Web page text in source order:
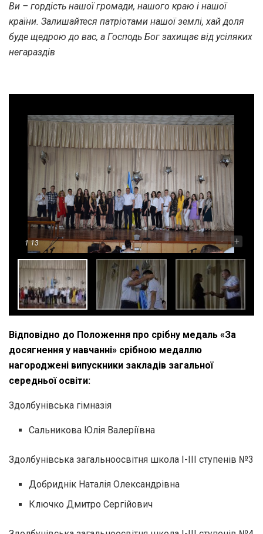
Ви – гордість нашої громади, нашого краю і нашої
країни. Залишайтеся патріотами нашої землі, хай доля
буде щедрою до вас, а Господь Бог захищає від усіляких
негараздів
1 13 - +
Відповідно до Положення про срібну медаль «За
досягнення у навчанні» срібною медаллю
нагороджені випускники закладів загальної
середньої освіти:
Здолбунівська гімназія
Сальникова Юлія Валеріївна
Здолбунівська загальноосвітня школа І-ІІІ ступенів №3
Добриднік Наталія Олександрівна
Ключко Дмитро Сергійович